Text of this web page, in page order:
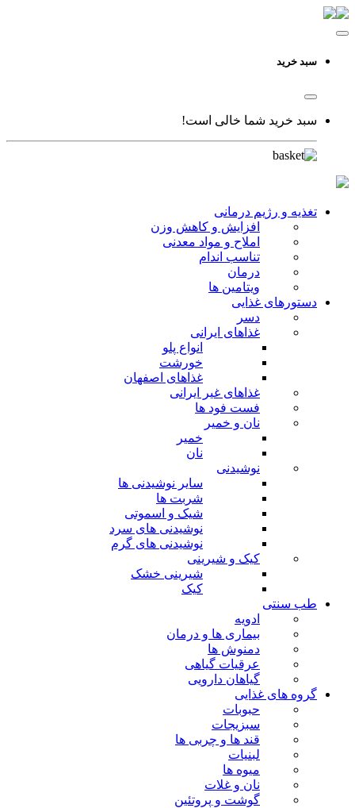
سبد خرید
سبد خرید شما خالی است!
تغذیه و رژیم درمانی
افزایش و کاهش وزن
املاح و مواد معدنی
تناسب اندام
درمان
ویتامین ها
دستورهای غذایی
دسر
غذاهای ایرانی
انواع پلو
خورشت
غذاهای اصفهان
غذاهای غیر ایرانی
فست فود ها
نان و خمیر
خمیر
نان
نوشیدنی
سایر نوشیدنی ها
شربت ها
شیک و اسموتی
نوشیدنی های سرد
نوشیدنی های گرم
کیک و شیرینی
شیرینی خشک
کیک
طب سنتی
ادویه
بیماری ها و درمان
دمنوش ها
عرقیات گیاهی
گیاهان دارویی
گروه های غذایی
حبوبات
سبزیجات
قند ها و چربی ها
لبنیات
میوه ها
نان و غلات
گوشت و پروتئین